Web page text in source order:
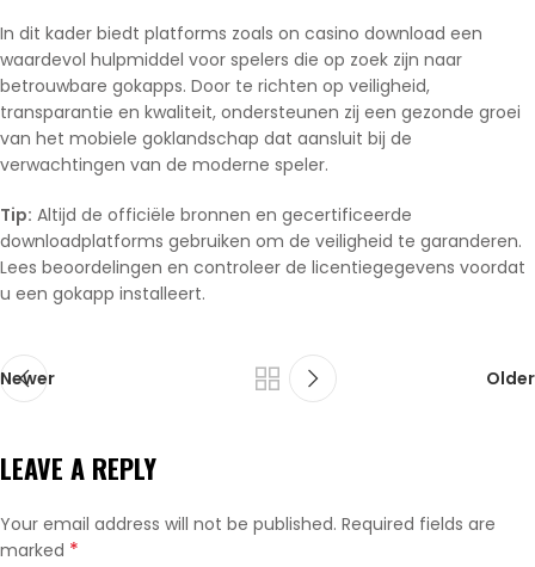
In dit kader biedt platforms zoals on casino download een
waardevol hulpmiddel voor spelers die op zoek zijn naar
betrouwbare gokapps. Door te richten op veiligheid,
transparantie en kwaliteit, ondersteunen zij een gezonde groei
van het mobiele goklandschap dat aansluit bij de
verwachtingen van de moderne speler.
Tip: Altijd de officiële bronnen en gecertificeerde
downloadplatforms gebruiken om de veiligheid te garanderen.
Lees beoordelingen en controleer de licentiegegevens voordat
u een gokapp installeert.
Newer Older
LEAVE A REPLY
Your email address will not be published. Required fields are
marked *